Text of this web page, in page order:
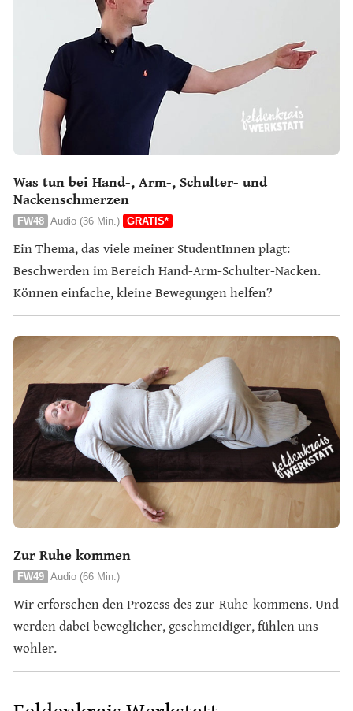
Was tun bei Hand-, Arm-, Schulter- und
Nackenschmerzen
FW48 Audio (36 Min.) GRATIS*
Ein Thema, das viele meiner StudentInnen plagt:
Beschwerden im Bereich Hand-Arm-Schulter-Nacken.
Können einfache, kleine Bewegungen helfen?
Zur Ruhe kommen
FW49 Audio (66 Min.)
Wir erforschen den Prozess des zur-Ruhe-kommens. Und
werden dabei beweglicher, geschmeidiger, fühlen uns
wohler.